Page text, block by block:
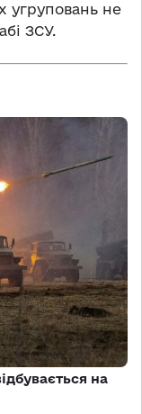
угруповань не
ЗСУ.
на